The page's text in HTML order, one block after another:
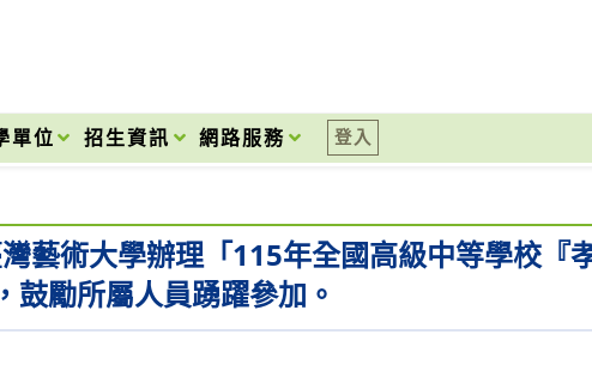
單位 招生資訊 網路服務 登入
藝術大學辦理「115年全國高級中等學校『
鼓勵所屬人員踴躍參加。